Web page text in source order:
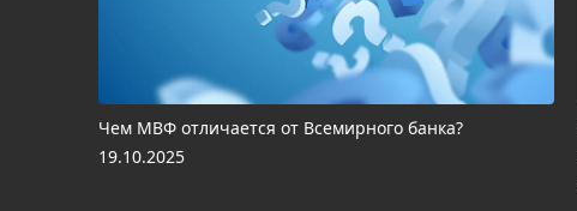
Чем МВФ отличается от Всемирного банка?
19.10.2025